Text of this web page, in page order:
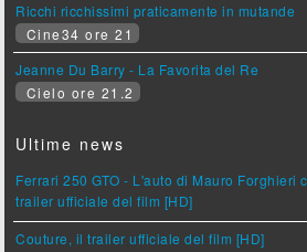
Ricchi ricchissimi praticamente in mutande
Cine34 ore 21
Jeanne Du Barry - La Favorita del Re
Cielo ore 21.2
Ultime news
Ferrari 250 GTO - L'auto di Mauro Forghieri
trailer ufficiale del film [HD]
Couture, il trailer ufficiale del film [HD]